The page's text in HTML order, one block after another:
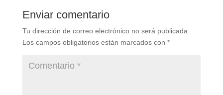
Enviar comentario
Tu dirección de correo electrónico no será publicada.
Los campos obligatorios están marcados con *